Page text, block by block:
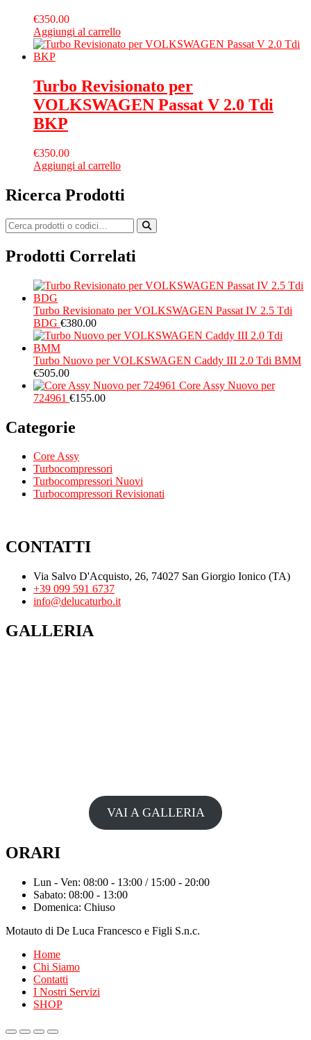
€350.00
Aggiungi al carrello
Turbo Revisionato per
VOLKSWAGEN Passat V 2.0 Tdi
BKP
€350.00
Aggiungi al carrello
Ricerca Prodotti
Prodotti Correlati
Turbo Revisionato per VOLKSWAGEN Passat IV 2.5 Tdi
BDG €380.00
Turbo Nuovo per VOLKSWAGEN Caddy III 2.0 Tdi BMM
€505.00
Core Assy Nuovo per
724961 €155.00
Categorie
Core Assy
Turbocompressori
Turbocompressori Nuovi
Turbocompressori Revisionati
CONTATTI
Via Salvo D'Acquisto, 26, 74027 San Giorgio Ionico (TA)
+39 099 591 6737
info@delucaturbo.it
GALLERIA
VAI A GALLERIA
ORARI
Lun - Ven: 08:00 - 13:00 / 15:00 - 20:00
Sabato: 08:00 - 13:00
Domenica: Chiuso
Motauto di De Luca Francesco e Figli S.n.c.
Home
Chi Siamo
Contatti
I Nostri Servizi
SHOP